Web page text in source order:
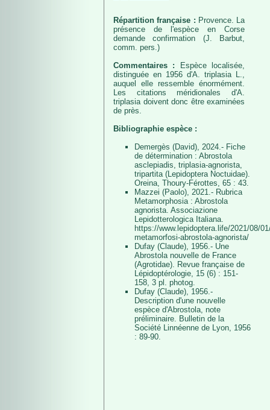
Répartition française : Provence. La
présence de l'espèce en Corse
demande confirmation (J. Barbut,
comm. pers.)
Commentaires :
Espèce localisée,
distinguée en 1956 d'A. triplasia L.,
auquel elle ressemble énormément.
Les citations méridionales d'A.
triplasia doivent donc être examinées
de près.
Bibliographie espèce :
Demergès (David), 2024.- Fiche
de détermination : Abrostola
asclepiadis, triplasia-agnorista,
tripartita (Lepidoptera Noctuidae).
Oreina, Thoury-Férottes, 65 : 43.
Mazzei (Paolo), 2021.- Rubrica
Metamorphosia : Abrostola
agnorista. Associazione
Lepidotterologica Italiana.
https://www.lepidoptera.life/2021/08/
metamorfosi-abrostola-agnorista/
Dufay (Claude), 1956.- Une
Abrostola nouvelle de France
(Agrotidae). Revue française de
Lépidoptérologie, 15 (6) : 151-
158, 3 pl. photog.
Dufay (Claude), 1956.-
Description d'une nouvelle
espèce d'Abrostola, note
préliminaire. Bulletin de la
Société Linnéenne de Lyon, 1956
: 89-90.